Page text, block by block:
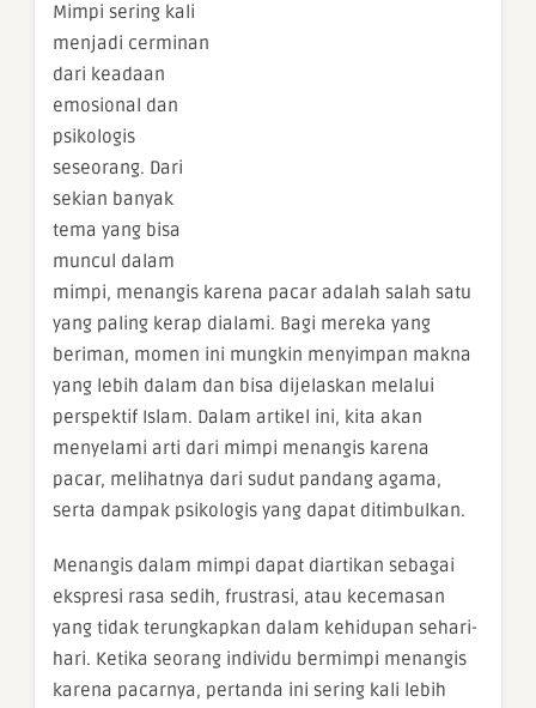
Mimpi sering kali
menjadi cerminan
dari keadaan
emosional dan
psikologis
seseorang. Dari
sekian banyak
tema yang bisa
muncul dalam
mimpi, menangis karena pacar adalah salah satu
yang paling kerap dialami. Bagi mereka yang
beriman, momen ini mungkin menyimpan makna
yang lebih dalam dan bisa dijelaskan melalui
perspektif Islam. Dalam artikel ini, kita akan
menyelami arti dari mimpi menangis karena
pacar, melihatnya dari sudut pandang agama,
serta dampak psikologis yang dapat ditimbulkan.
Menangis dalam mimpi dapat diartikan sebagai
ekspresi rasa sedih, frustrasi, atau kecemasan
yang tidak terungkapkan dalam kehidupan sehari-
hari. Ketika seorang individu bermimpi menangis
karena pacarnya, pertanda ini sering kali lebih